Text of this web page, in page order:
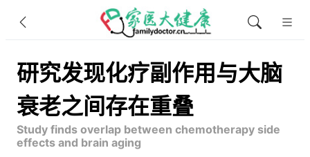
研究发现化疗副作用与大脑
衰老之间存在重叠
Study finds overlap between chemotherapy side
effects and brain aging